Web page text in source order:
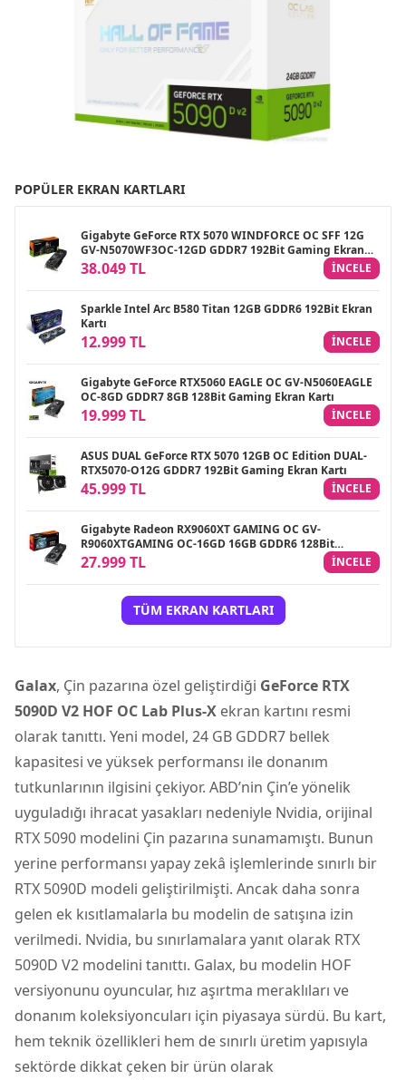
POPÜLER EKRAN KARTLARI
Gigabyte GeForce RTX 5070 WINDFORCE OC SFF 12G
GV-N5070WF3OC-12GD GDDR7 192Bit Gaming Ekran
Kartı
38.049 TL INCELE
Sparkle Intel Arc B580 Titan 12GB GDDR6 192Bit Ekran
Kartı
12.999 TL INCELE
Gigabyte GeForce RTX5060 EAGLE OC GV-N5060EAGLE
OC-8GD GDDR7 8GB 128Bit Gaming Ekran Kartı
19.999 TL INCELE
ASUS DUAL GeForce RTX 5070 12GB OC Edition DUAL-
RTX5070-O12G GDDR7 192Bit Gaming Ekran Kartı
45.999 TL INCELE
Gigabyte Radeon RX9060XT GAMING OC GV-
R9060XTGAMING OC-16GD 16GB GDDR6 128Bit
Gaming Ekran Kartı
27.999 TL INCELE
TÜM EKRAN KARTLARI
Galax, Çin pazarına özel geliştirdiği GeForce RTX
5090D V2 HOF OC Lab Plus-X ekran kartını resmi
olarak tanıttı. Yeni model, 24 GB GDDR7 bellek
kapasitesi ve yüksek performansı ile donanım
tutkunlarının ilgisini çekiyor. ABD’nin Çin’e yönelik
uyguladığı ihracat yasakları nedeniyle Nvidia, orijinal
RTX 5090 modelini Çin pazarına sunamamıştı. Bunun
yerine performansı yapay zekâ işlemlerinde sınırlı bir
RTX 5090D modeli geliştirilmişti. Ancak daha sonra
gelen ek kısıtlamalarla bu modelin de satışına izin
verilmedi. Nvidia, bu sınırlamalara yanıt olarak RTX
5090D V2 modelini tanıttı. Galax, bu modelin HOF
versiyonunu oyuncular, hız aşırtma meraklıları ve
donanım koleksiyoncuları için piyasaya sürdü. Bu kart,
hem teknik özellikleri hem de sınırlı üretim yapısıyla
sektörde dikkat çeken bir ürün olarak